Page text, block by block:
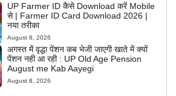
UP Farmer ID कैसे Download करें Mobile
से | Farmer ID Card Download 2026 |
नया तरीका
August 8, 2026
अगस्त में वृद्धा पेंशन कब भेजी जाएगी खाते में क्यों
पेंशन नही आ रही : UP Old Age Pension
August me Kab Aayegi
August 8, 2026